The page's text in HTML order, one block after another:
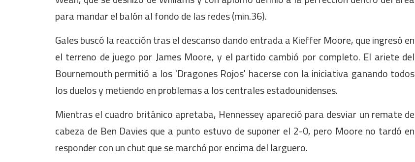
para mandar el balón al fondo de las redes (min.36).
Gales buscó la reacción tras el descanso dando entrada a Kieffer Moore, que ingresó en
el terreno de juego por James Moore, y el partido cambió por completo. El ariete del
Bournemouth permitió a los 'Dragones Rojos' hacerse con la iniciativa ganando todos
los duelos y metiendo en problemas a los centrales estadounidenses.
Mientras el cuadro británico apretaba, Hennessey apareció para desviar un remate de
cabeza de Ben Davies que a punto estuvo de suponer el 2-0, pero Moore no tardó en
responder con un chut que se marchó por encima del larguero.